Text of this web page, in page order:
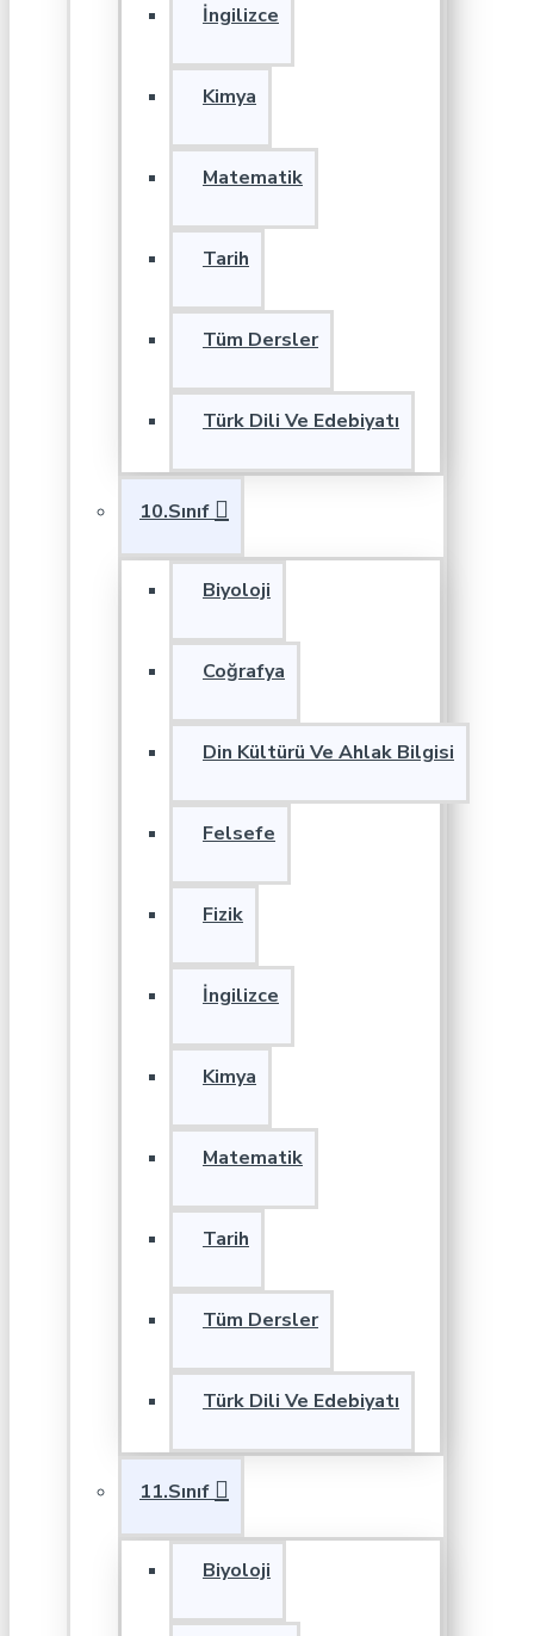
İngilizce
Kimya
Matematik
Tarih
Tüm Dersler
Türk Dili Ve Edebiyatı
10.Sınıf
Biyoloji
Coğrafya
Din Kültürü Ve Ahlak Bilgisi
Felsefe
Fizik
İngilizce
Kimya
Matematik
Tarih
Tüm Dersler
Türk Dili Ve Edebiyatı
11.Sınıf
Biyoloji